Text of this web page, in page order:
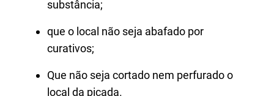
substância;
que o local não seja abafado por
curativos;
Que não seja cortado nem perfurado o
local da picada.